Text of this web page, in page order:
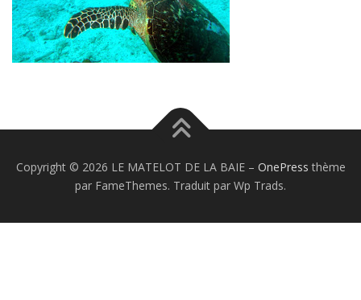
Copyright © 2026 LE MATELOT DE LA BAIE – OnePress thème
par FameThemes. Traduit par Wp Trads.